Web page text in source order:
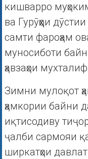
кишварро
ва Гурӯҳҳои
самти фароҳам
муносиботи
ҳавзаҳои
Зимни мулоқот
ҳамкории байни
иқтисодиву
ҷалби сармояи
ширкатҳои